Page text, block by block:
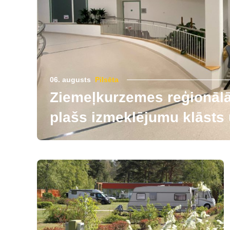
06. augusts Pilsēta
Ziemeļkurzemes
plašs izmeklējumu klāsts